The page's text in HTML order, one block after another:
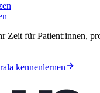
Zeit für Patient:innen,
kennenlernen